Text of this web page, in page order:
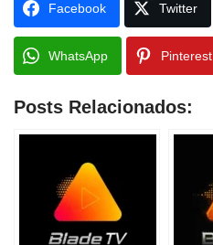
Facebook Twitter
WhatsApp Pinterest
Posts Relacionados: